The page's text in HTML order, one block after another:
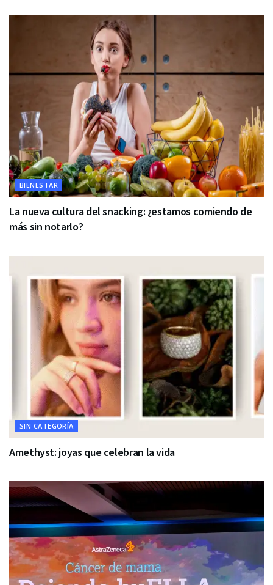
BIENESTAR
La nueva cultura del snacking: ¿estamos comiendo de
más sin notarlo?
SIN CATEGORÍA
Amethyst: joyas que celebran la vida